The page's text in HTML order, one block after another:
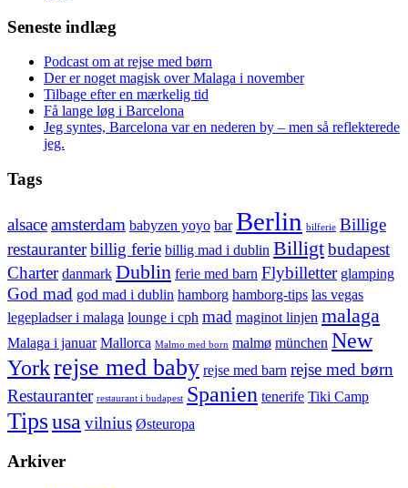
Seneste indlæg
Podcast om at rejse med børn
Der er noget magisk over Malaga i november
Tilbage efter en mærkelig tid
Få lange løg i Barcelona
Jeg syntes, Barcelona var en nederen by – men så reflekterede
jeg.
Tags
alsaceamsterdam babyzen yoyo bar Berlin bilferie Billige
restauranterbillig ferie billig mad i dublin Billigtbudapest
Charter danmark Dublin ferie med barn Flybilletter glamping
God mad god mad i dublin hamborg hamborg-tips las vegas
legepladser i malaga lounge i cph mad maginot linjen malaga
Malaga i januar Mallorca Malmo med born malmø münchen New
Yorkrejse med baby rejse med barn rejse med børn
Restauranter restaurant i budapest Spanien tenerife Tiki Camp
Tipsusa vilnius Østeuropa
Arkiver